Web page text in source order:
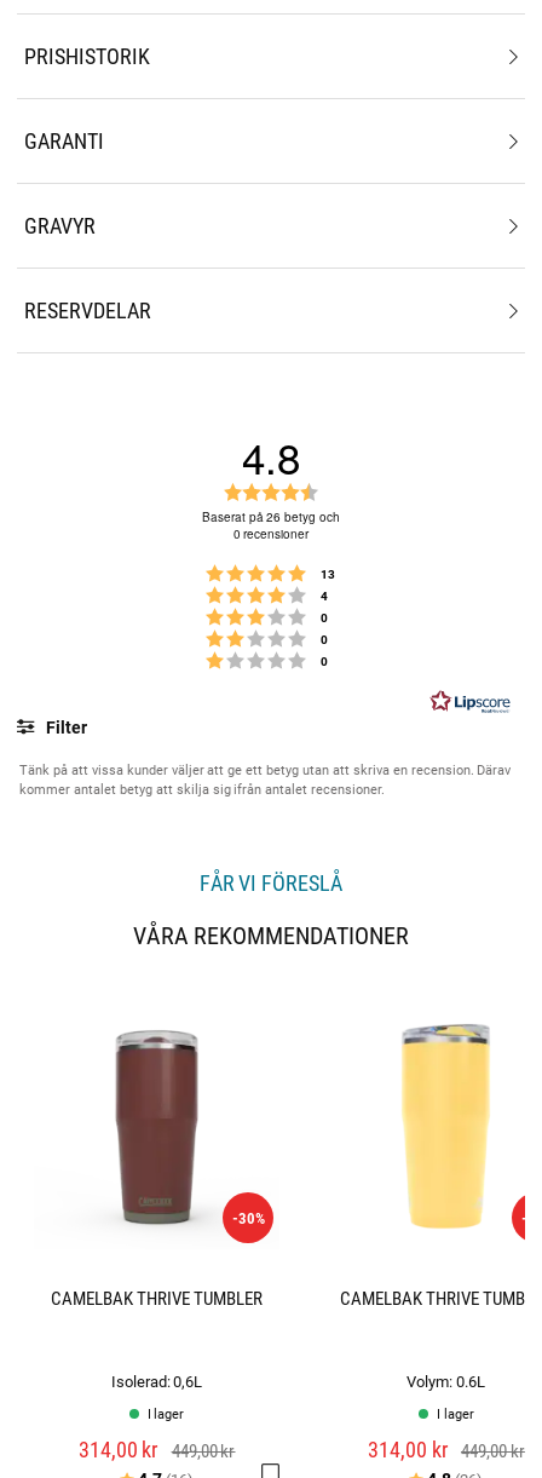
PRISHISTORIK
GARANTI
GRAVYR
RESERVDELAR
Betyg: 5 utav 5 stjärnor
13
Betyg: 4 utav 5 stjärnor
4
Betyg: 3 utav 5 stjärnor
0
Betyg: 2 utav 5 stjärnor
0
Betyg: 1 utav 5 stjärnor
0
4.8
e
y
g
:
4
.
a
v
t
j
ä
r
Baserat på 26 betyg och
0 recensioner
Filter
Betyg Bilder
Tänk på att vissa kunder väljer att ge ett betyg utan att skriva en recension. Därav
kommer antalet betyg att skilja sig ifrån antalet recensioner.
FÅR VI FÖRESLÅ
VÅRA REKOMMENDATIONER
-30%
CAMELBAK THRIVE TUMBLER
Isolerad: 0,6L
I lager
314,00 kr 449,00 kr
-
CAMELBAK THRIVE
Volym: 0.6L
I lager
314,00 kr 449,00 kr